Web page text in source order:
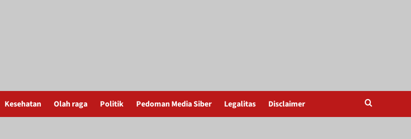
Kesehatan Olah raga Politik Pedoman Media Siber Legalitas Disclaimer